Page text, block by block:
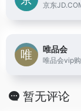
唯品会
暂无评论